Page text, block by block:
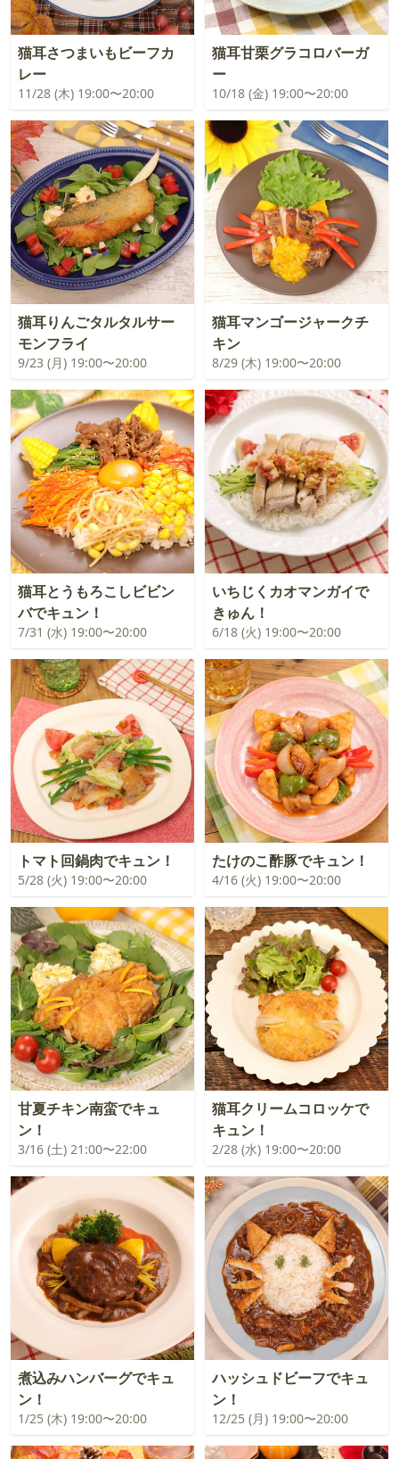
猫耳さつまいもビーフカ
レー
11/28 (木) 19:00〜20:00
猫耳甘栗グラコロバーガ
ー
10/18 (金) 19:00〜20:00
猫耳りんごタルタルサー
モンフライ
9/23 (月) 19:00〜20:00
猫耳マンゴージャークチ
キン
8/29 (木) 19:00〜20:00
猫耳とうもろこしビビン
バでキュン！
7/31 (水) 19:00〜20:00
いちじくカオマンガイで
きゅん！
6/18 (火) 19:00〜20:00
トマト回鍋肉でキュン！
5/28 (火) 19:00〜20:00
たけのこ酢豚でキュン！
4/16 (火) 19:00〜20:00
甘夏チキン南蛮でキュ
ン！
3/16 (土) 21:00〜22:00
猫耳クリームコロッケで
キュン！
2/28 (水) 19:00〜20:00
煮込みハンバーグでキュ
ン！
1/25 (木) 19:00〜20:00
ハッシュドビーフでキュ
ン！
12/25 (月) 19:00〜20:00